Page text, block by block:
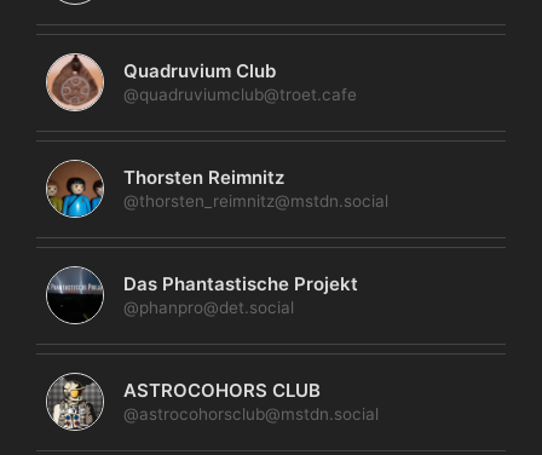
Quadruvium Club
@quadruviumclub@troet.cafe
Thorsten Reimnitz
@thorsten_reimnitz@mstdn.social
Das Phantastische Projekt
@phanpro@det.social
ASTROCOHORS CLUB
@astrocohorsclub@mstdn.social